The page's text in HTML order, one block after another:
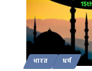
भारत धर्म